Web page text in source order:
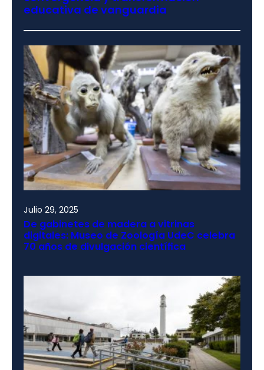
educativa de vanguardia
Julio 29, 2025
De gabinetes de madera a vitrinas
digitales: Museo de Zoología UdeC celebra
70 años de divulgación científica